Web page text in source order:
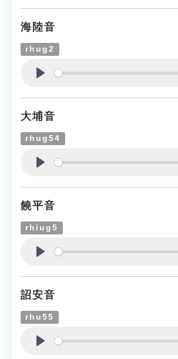
海陸音
rhug2
大埔音
rhug54
饒平音
rhiug5
詔安音
rhu55